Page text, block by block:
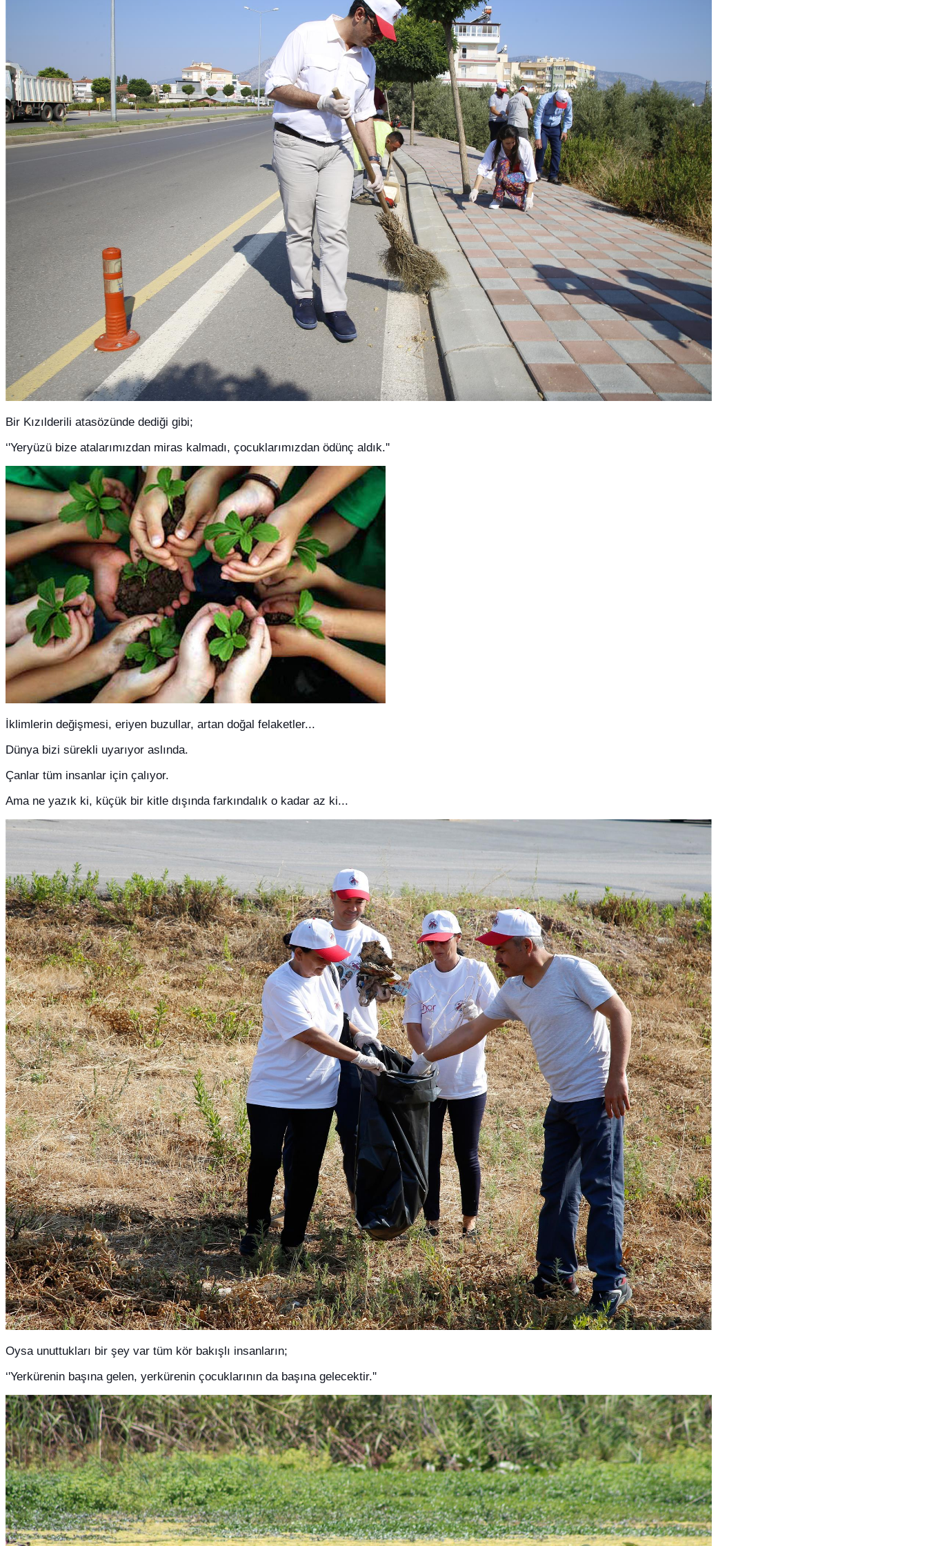
Bir Kızılderili atasözünde dediği gibi;
‘'Yeryüzü bize atalarımızdan miras kalmadı, çocuklarımızdan ödünç aldık.''
İklimlerin değişmesi, eriyen buzullar, artan doğal felaketler...
Dünya bizi sürekli uyarıyor aslında.
Çanlar tüm insanlar için çalıyor.
Ama ne yazık ki, küçük bir kitle dışında farkındalık o kadar az ki...
Oysa unuttukları bir şey var tüm kör bakışlı insanların;
‘'Yerkürenin başına gelen, yerkürenin çocuklarının da başına gelecektir.''